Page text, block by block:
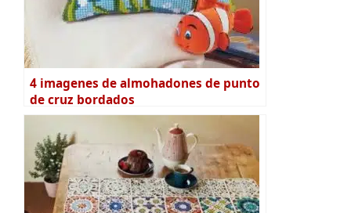
4 imagenes de almohadones de punto
de cruz bordados